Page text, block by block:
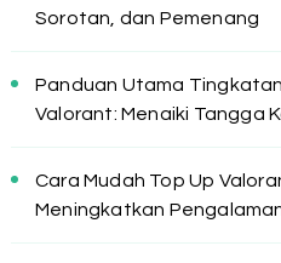
Sorotan, dan Pemenang
Panduan Utama
Valorant: Menaiki Tangga
Cara Mudah Top Up
Meningkatkan